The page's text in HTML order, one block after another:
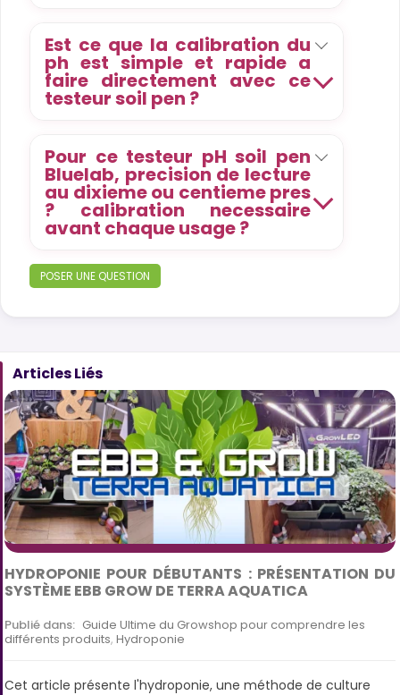
Est ce que la calibration du
ph est simple et rapide a
faire directement avec ce
testeur soil pen ?
Pour ce testeur pH soil pen
Bluelab, precision de lecture
au dixieme ou centieme pres
? calibration necessaire
avant chaque usage ?
POSER UNE QUESTION
Articles Liés
HYDROPONIE POUR DÉBUTANTS : PRÉSENTATION DU
SYSTÈME EBB GROW DE TERRA AQUATICA
Publié dans: Guide Ultime du Growshop pour comprendre les
différents produits, Hydroponie
Cet article présente l'hydroponie, une méthode de culture